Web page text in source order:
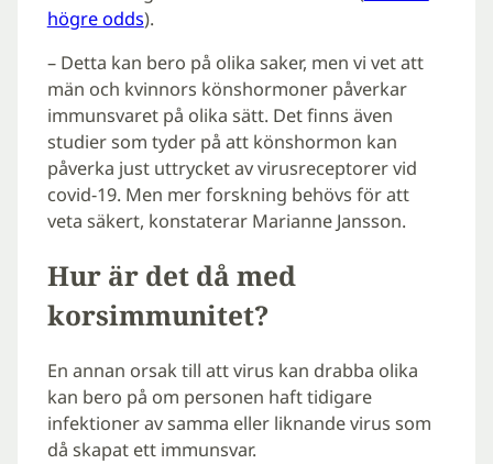
högre odds).
– Detta kan bero på olika saker, men vi vet att
män och kvinnors könshormoner påverkar
immunsvaret på olika sätt. Det finns även
studier som tyder på att könshormon kan
påverka just uttrycket av virusreceptorer vid
covid-19. Men mer forskning behövs för att
veta säkert, konstaterar Marianne Jansson.
Hur är det då med
korsimmunitet?
En annan orsak till att virus kan drabba olika
kan bero på om personen haft tidigare
infektioner av samma eller liknande virus som
då skapat ett immunsvar.